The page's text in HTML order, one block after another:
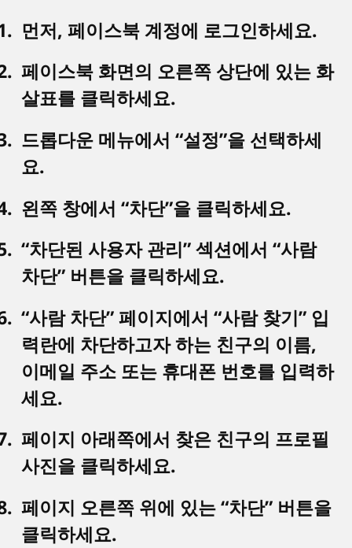
먼저, 페이스북 계정에 로그인하세요.
페이스북 화면의 오른쪽 상단에 있는 화
살표를 클릭하세요.
드롭다운 메뉴에서 “설정”을 선택하세
요.
왼쪽 창에서 “차단”을 클릭하세요.
“차단된 사용자 관리” 섹션에서 “사람
차단” 버튼을 클릭하세요.
“사람 차단” 페이지에서 “사람 찾기” 입
력란에 차단하고자 하는 친구의 이름,
이메일 주소 또는 휴대폰 번호를 입력하
세요.
페이지 아래쪽에서 찾은 친구의 프로필
사진을 클릭하세요.
페이지 오른쪽 위에 있는 “차단” 버튼을
클릭하세요.